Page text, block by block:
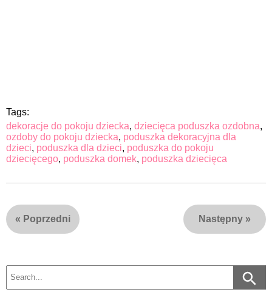
Tags:
dekoracje do pokoju dziecka, dziecięca poduszka ozdobna,
ozdoby do pokoju dziecka, poduszka dekoracyjna dla
dzieci, poduszka dla dzieci, poduszka do pokoju
dziecięcego, poduszka domek, poduszka dziecięca
« Poprzedni Następny »